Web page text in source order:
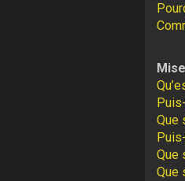
Que
Que
Que